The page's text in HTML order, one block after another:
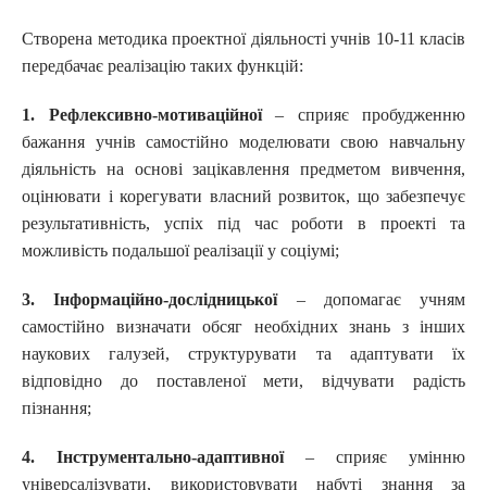
Створена методика проектної діяльності учнів 10-11 класів
передбачає реалізацію таких функцій:
1. Рефлексивно-мотиваційної– сприяє пробудженню
бажання учнів самостійно моделювати свою навчальну
діяльність на основі зацікавлення предметом вивчення,
оцінювати і корегувати власний розвиток, що забезпечує
результативність, успіх під час роботи в проекті та
можливість подальшої реалізації у соціумі;
3.Інформаційно-дослідницької – допомагає учням
самостійно визначати обсяг необхідних знань з інших
наукових галузей, структурувати та адаптувати їх
відповідно до поставленої мети, відчувати радість
пізнання;
4. Інструментально-адаптивної– сприяє умінню
універсалізувати, використовувати набуті знання за